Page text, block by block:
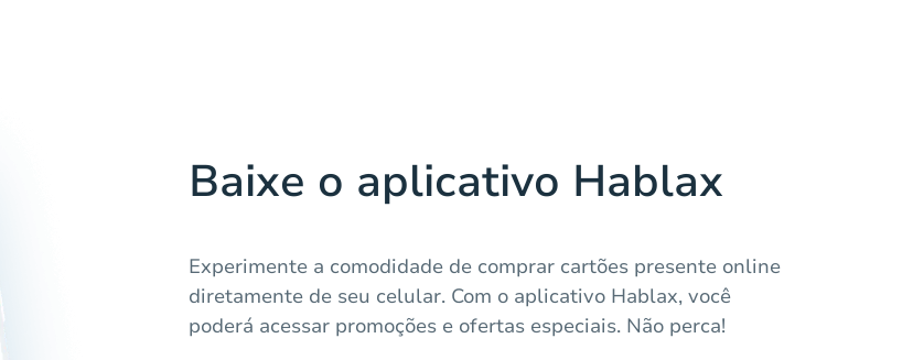
Baixe o aplicativo Hablax
Experimente a comodidade de comprar cartões presente online
diretamente de seu celular. Com o aplicativo Hablax, você
poderá acessar promoções e ofertas especiais. Não perca!